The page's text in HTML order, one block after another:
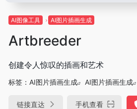
AI图像工具 AI图片插画生成
Artbreeder
创建令人惊叹的插画和艺术
标签： AI图片插画生成 AI图片插画生成
链接直达 手机查看